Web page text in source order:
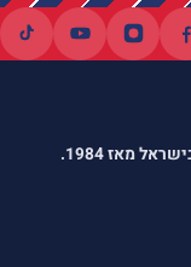
מאז 1984.